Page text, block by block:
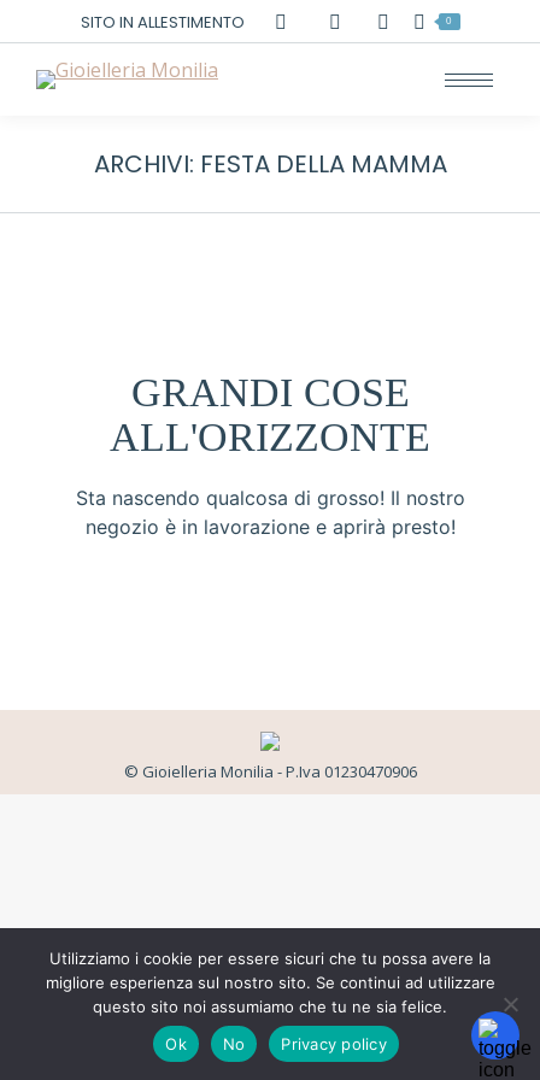
SITO IN ALLESTIMENTO Cerca: 0
ARCHIVI: FESTA DELLA MAMMA
GRANDI COSE
ALL'ORIZZONTE
Sta nascendo qualcosa di grosso! Il nostro
negozio è in lavorazione e aprirà presto!
© Gioielleria Monilia - P.Iva 01230470906
Utilizziamo i cookie per essere sicuri che tu possa avere la
migliore esperienza sul nostro sito. Se continui ad utilizzare
questo sito noi assumiamo che tu ne sia felice.
Ok
No Privacy policy